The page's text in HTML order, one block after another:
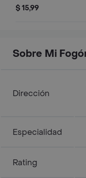
cremoso
$ 15,99
Sobre Mi
Dirección
Especialidad
Rating